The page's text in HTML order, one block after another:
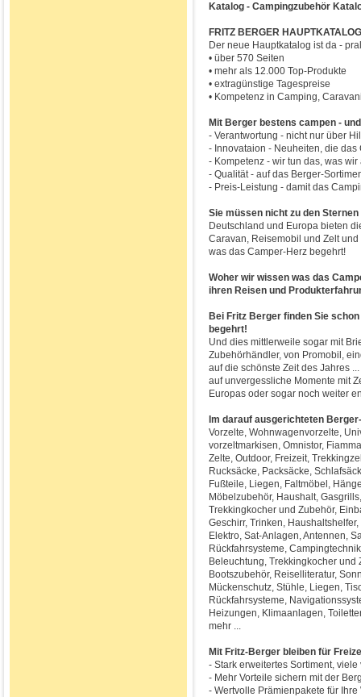
Katalog - Campingzubehör
FRITZ BERGER
Der neue Hauptkatalog ist da -
• über 570 Seiten
• mehr als 12.000 Top-Produkte
• extragünstige Tagespreise
• Kompetenz in Camping,
Mit Berger bestens campen -
- Verantwortung - nicht nur über
- Innovataion - Neuheiten, die
- Kompetenz - wir tun das, was
- Qualität - auf das Berger-
- Preis-Leistung - damit das
Sie müssen nicht zu den
Deutschland und Europa bieten
Caravan, Reisemobil und Zelt
was das Camper-Herz begehrt!
Woher wir wissen was das
ihren Reisen und
Bei Fritz Berger finden Sie
begehrt!
Und dies mittlerweile sogar mit
Zubehörhändler, von Promobil,
auf die schönste Zeit des Jahres ...
auf unvergessliche Momente mit
Europas oder sogar noch weiter
Im darauf ausgerichteten
Vorzelte, Wohnwagenvorzelte,
vorzeltmarkisen, Omnistor,
Zelte, Outdoor, Freizeit,
Rucksäcke, Packsäcke,
Fußteile, Liegen, Faltmöbel,
Möbelzubehör, Haushalt,
Trekkingkocher und Zubehör,
Geschirr, Trinken,
Elektro, Sat-Anlagen, Antennen,
Rückfahrsysteme,
Beleuchtung, Trekkingkocher und
Bootszubehör, Reiselliteratur,
Mückenschutz, Stühle, Liegen,
Rückfahrsysteme,
Heizungen, Klimaanlagen,
mehr ...
Mit Fritz-Berger bleiben für
- Stark erweitertes Sortiment,
- Mehr Vorteile sichern mit der
- Wertvolle Prämienpakete für